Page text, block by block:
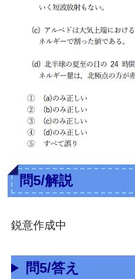
問5/解説
鋭意作成中
問5/答え